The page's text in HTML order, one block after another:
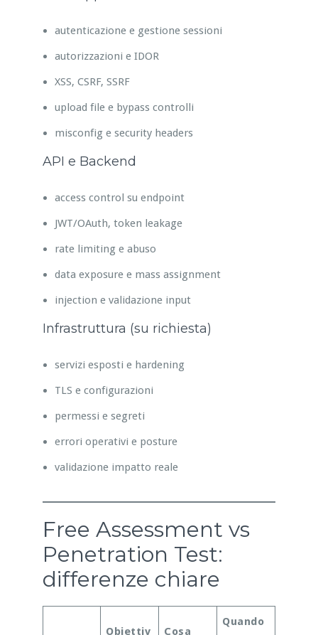
autenticazione e gestione sessioni
autorizzazioni e IDOR
XSS, CSRF, SSRF
upload file e bypass controlli
misconfig e security headers
API e Backend
access control su endpoint
JWT/OAuth, token leakage
rate limiting e abuso
data exposure e mass assignment
injection e validazione input
Infrastruttura (su richiesta)
servizi esposti e hardening
TLS e configurazioni
permessi e segreti
errori operativi e posture
validazione impatto reale
Free Assessment vs
Penetration Test:
differenze chiare
Obiettiv
Cosa
Quando